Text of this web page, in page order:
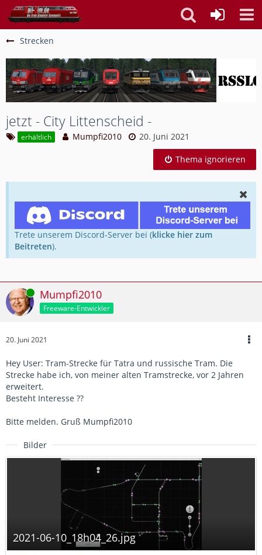
Strecken
jetzt - City Littenscheid -
erhältlich Mumpfi2010 20. Juni 2021
Thema ignorieren
Trete unserem Discord-Server bei (klicke hier zum
Beitreten).
Online Mumpfi2010
Freeware-Entwickler
20. Juni 2021
Hey User: Tram-Strecke für Tatra und russische Tram. Die
Strecke habe ich, von meiner alten Tramstrecke, vor 2 Jahren
erweitert.
Besteht Interesse ??
Bitte melden. Gruß Mumpfi2010
Bilder
2021-06-10_18h04_26.jpg